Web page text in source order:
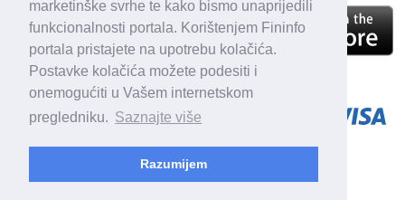
marketinške svrhe te kako bismo unaprijedili
funkcionalnosti portala. Korištenjem Fininfo
portala pristajete na upotrebu kolačića.
Postavke kolačića možete podesiti i
onemogućiti u Vašem internetskom
pregledniku. Saznajte više
Razumijem